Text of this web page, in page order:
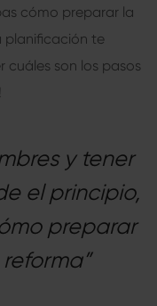
cómo preparar la
planificación te
cuáles son los pasos
y tener
el principio,
preparar